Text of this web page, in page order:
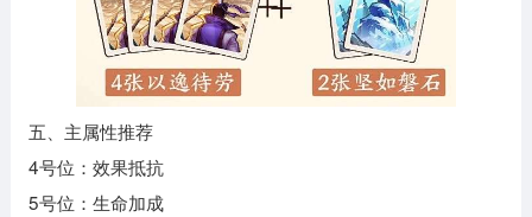
五、主属性推荐
4号位：效果抵抗
5号位：生命加成